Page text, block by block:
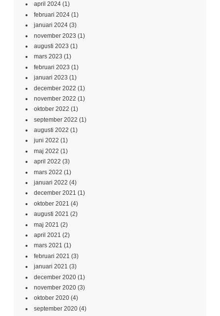
april 2024 (1)
februari 2024 (1)
januari 2024 (3)
november 2023 (1)
augusti 2023 (1)
mars 2023 (1)
februari 2023 (1)
januari 2023 (1)
december 2022 (1)
november 2022 (1)
oktober 2022 (1)
september 2022 (1)
augusti 2022 (1)
juni 2022 (1)
maj 2022 (1)
april 2022 (3)
mars 2022 (1)
januari 2022 (4)
december 2021 (1)
oktober 2021 (4)
augusti 2021 (2)
maj 2021 (2)
april 2021 (2)
mars 2021 (1)
februari 2021 (3)
januari 2021 (3)
december 2020 (1)
november 2020 (3)
oktober 2020 (4)
september 2020 (4)